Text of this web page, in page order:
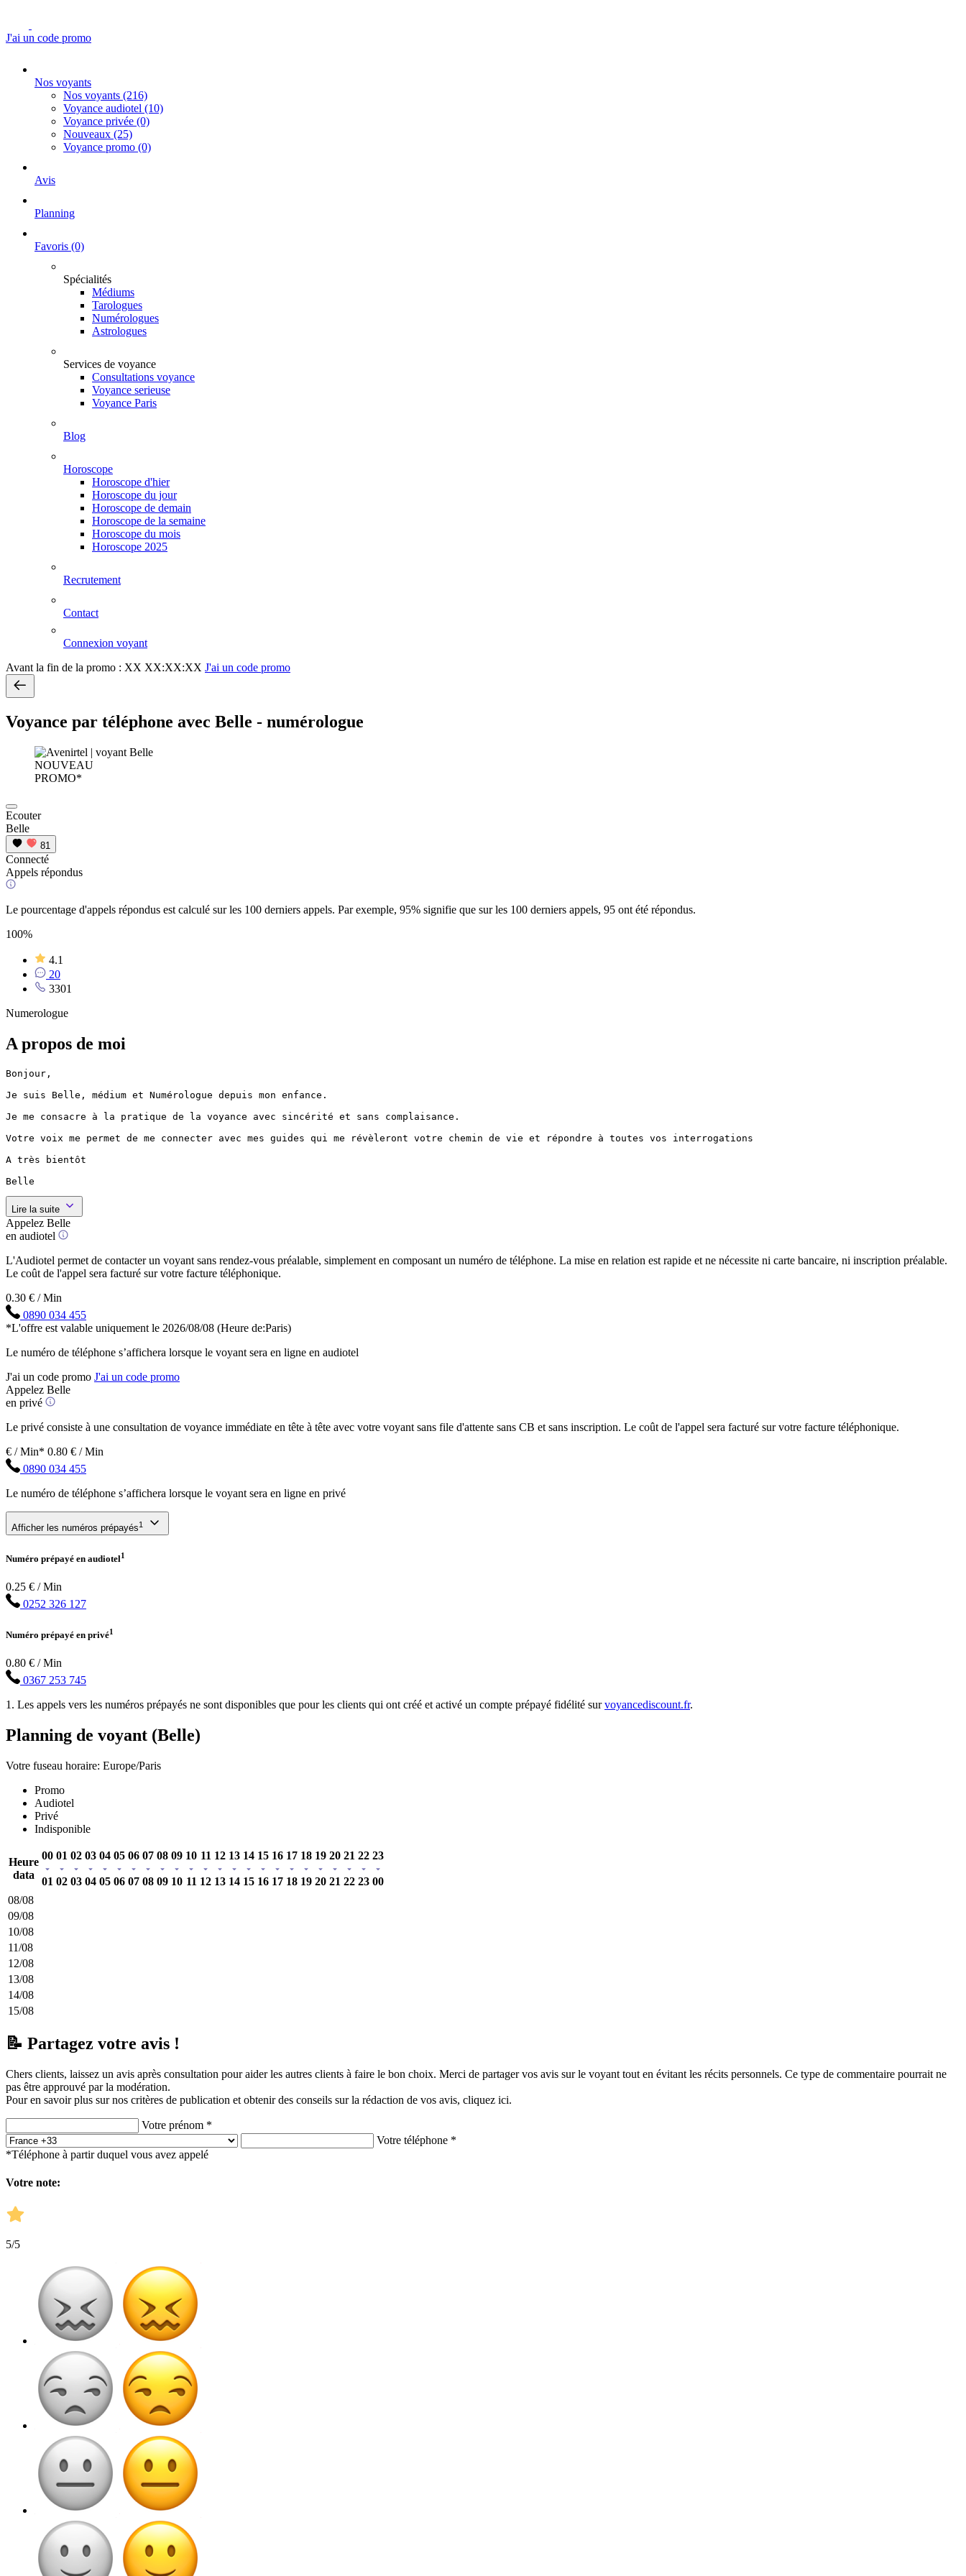
J'ai un code promo
Nos voyants
Nos voyants (216)
Voyance audiotel (10)
Voyance privée (0)
Nouveaux (25)
Voyance promo (0)
Avis
Planning
Favoris (0)
Spécialités
Médiums
Tarologues
Numérologues
Astrologues
Services de voyance
Consultations voyance
Voyance serieuse
Voyance Paris
Blog
Horoscope
Horoscope d'hier
Horoscope du jour
Horoscope de demain
Horoscope de la semaine
Horoscope du mois
Horoscope 2025
Recrutement
Contact
Connexion voyant
Avant la fin de la promo : XX XX:XX:XX J'ai un code promo
Voyance par téléphone avec Belle - numérologue
NOUVEAU
PROMO*
Ecouter
Belle
81
Connecté
Appels répondus
Le pourcentage d'appels répondus est calculé sur les 100 derniers appels. Par exemple, 95% signifie que sur les 100 derniers appels, 95 ont été répondus.
100%
4.1
20
3301
Numerologue
A propos de moi
Bonjour,
Je suis Belle, médium et Numérologue depuis mon enfance.
Je me consacre à la pratique de la voyance avec sincérité et sans complaisance.
Votre voix me permet de me connecter avec mes guides qui me révèleront votre chemin de vie et répondre à toutes vos interrogations
A très bientôt
Belle
Lire la suite
Appelez Belle
en audiotel
L'Audiotel permet de contacter un voyant sans rendez-vous préalable, simplement en composant un numéro de téléphone. La mise en relation est rapide et ne nécessite ni carte bancaire, ni inscription préalable.
Le coût de l'appel sera facturé sur votre facture téléphonique.
0.30 € / Min
0890 034 455
*L'offre est valable uniquement le 2026/08/08 (Heure de:Paris)
Le numéro de téléphone s’affichera lorsque le voyant sera en ligne en audiotel
J'ai un code promo J'ai un code promo
Appelez Belle
en privé
Le privé consiste à une consultation de voyance immédiate en tête à tête avec votre voyant sans file d'attente sans CB et sans inscription. Le coût de l'appel sera facturé sur votre facture téléphonique.
€ / Min* 0.80 € / Min
0890 034 455
Le numéro de téléphone s’affichera lorsque le voyant sera en ligne en privé
Afficher les numéros prépayés1
Numéro prépayé en audiotel1
0.25 € / Min
0252 326 127
Numéro prépayé en privé1
0.80 € / Min
0367 253 745
1. Les appels vers les numéros prépayés ne sont disponibles que pour les clients qui ont créé et activé un compte prépayé fidélité survoyancediscount.fr.
Planning de voyant (Belle)
Votre fuseau horaire: Europe/Paris
Promo
Audiotel
Privé
Indisponible
Heure
data
00
01
01
02
02
03
03
04
04
05
05
06
06
07
07
08
08
09
09
10
10
11
11
12
12
13
13
14
14
15
15
16
16
17
17
18
18
19
19
20
20
21
21
22
22
23
23
00
08/08
09/08
10/08
11/08
12/08
13/08
14/08
15/08
📝 Partagez votre avis !
Chers clients, laissez un avis après consultation pour aider les autres clients à faire le bon choix. Merci de partager vos avis sur le voyant tout en évitant les récits personnels. Ce type de commentaire pourrait ne
pas être approuvé par la modération.
Pour en savoir plus sur nos critères de publication et obtenir des conseils sur la rédaction de vos avis, cliquez ici.
Votre prénom *
Votre téléphone *
*Téléphone à partir duquel vous avez appelé
Votre note:
5/5